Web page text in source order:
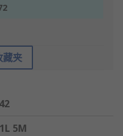
藏夹
5M